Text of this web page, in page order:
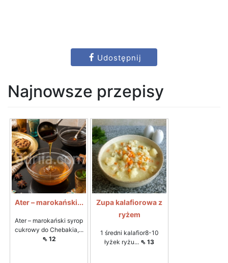
Udostępnij
Najnowsze przepisy
Ater – marokański...
Ater – marokański syrop
cukrowy do Chebakia,...
⇖ 12
Zupa kalafiorowa z
ryżem
1 średni kalafior8-10
łyżek ryżu... ⇖ 13